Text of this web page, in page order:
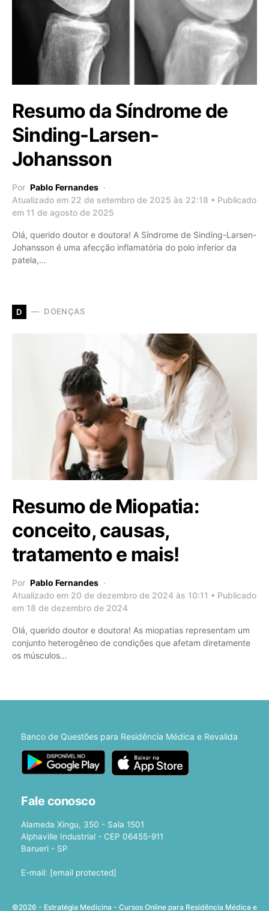
Resumo da Síndrome de
Sinding-Larsen-
Johansson
Por Pablo Fernandes
Atualizado em 22 de setembro de 2025 às 22:18 • Publicado
em 11 de agosto de 2025
Olá, querido doutor e doutora! A Síndrome de Sinding-Larsen-
Johansson é uma afecção inflamatória do polo inferior da
patela,…
D DOENÇAS
Resumo de Miopatia:
conceito, causas,
tratamento e mais!
Por Pablo Fernandes
Atualizado em 20 de dezembro de 2024 às 10:11 • Publicado
em 18 de dezembro de 2024
Olá, querido doutor e doutora! As miopatias representam um
conjunto heterogêneo de condições que afetam diretamente
os músculos…
Banco de Questões para Residência Médica e Revalida
Fale conosco
Alameda Xingu, 350 - Sala 1501
Alphaville Industrial - CEP 06455-911
Barueri - SP
E-mail: [email protected]
©2026 - Estratégia Medicina - Cursos Online para Residência Médica e